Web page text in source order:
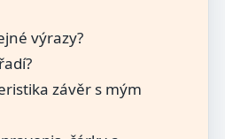
výrazy?
závěr s mým